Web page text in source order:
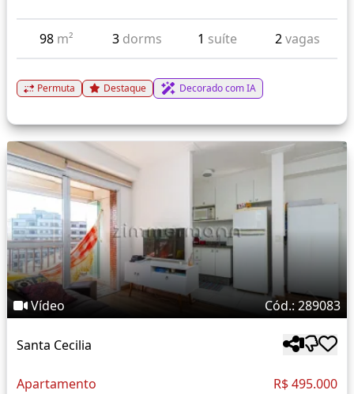
98 m² 3 dorms 1 suíte 2vagas
Permuta Destaque Decorado com IA
Vídeo Cód.: 289083
Santa Cecilia
Apartamento R$ 495.000